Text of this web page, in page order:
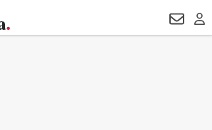
DRON UDA